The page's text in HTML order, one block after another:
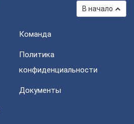
В начало
Команда
Политика
конфиденциальности
Документы